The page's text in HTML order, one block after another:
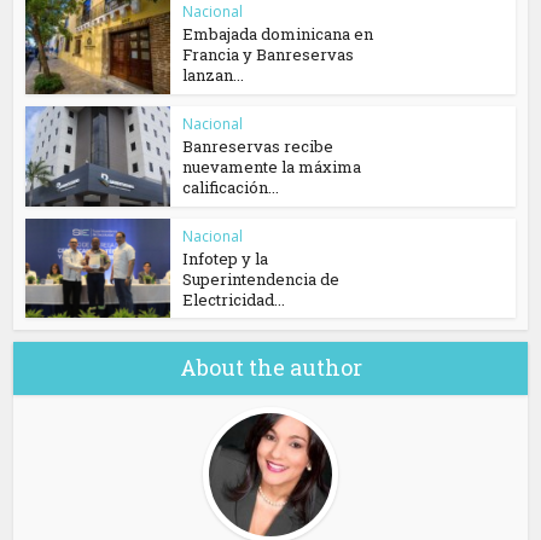
Nacional
Embajada dominicana en
Francia y Banreservas
lanzan...
Nacional
Banreservas recibe
nuevamente la máxima
calificación...
Nacional
Infotep y la
Superintendencia de
Electricidad...
About the author